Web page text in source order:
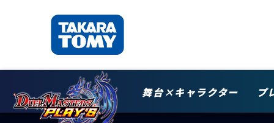
舞台×キャラクター プ